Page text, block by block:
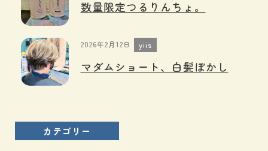
数量限定つるりんちょ。
2026年2月12日 yiis
マダムショート、白髪ぼかし
カテゴリー